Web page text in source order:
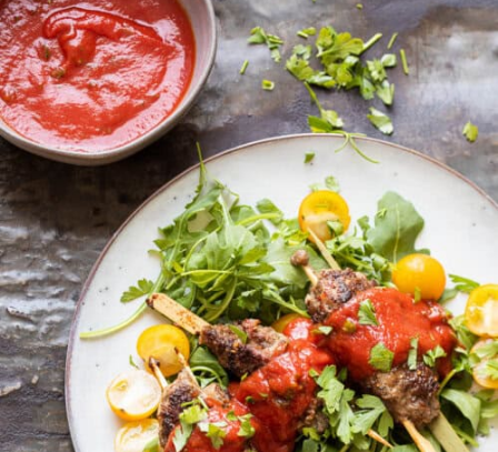
Cevapcici
recept
met
pittige
tomatensaus